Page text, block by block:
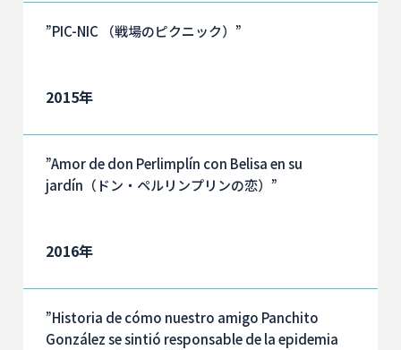
”PIC-NIC （戦場のピクニック）”
2015年
”Amor de don Perlimplín con Belisa en su
jardín（ドン・ペルリンプリンの恋）”
2016年
”Historia de cómo nuestro amigo Panchito
González se sintió responsable de la epidemia